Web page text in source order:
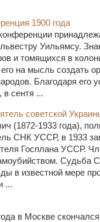
1900 года
Уильямсу.
и томящихся в
на мысль создать
Благодаря его
в сентя ...
советской
(1872-1933 года),
СНК УССР, в 1933
Госплана УССР.
Судьба
в известной мере
...
в Москве